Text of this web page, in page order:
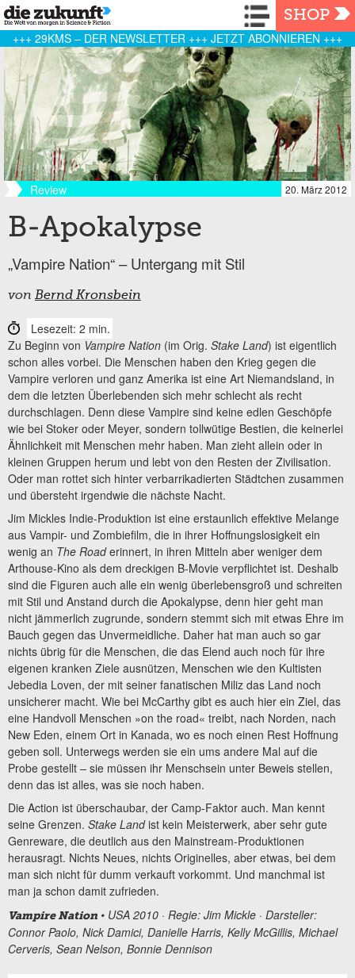
Navigation
SHOP
+++ 29KMS – DER NEWSLETTER +++ JETZT ABONNIEREN +++
Review 20. März 2012
B-Apokalypse
„Vampire Nation“ – Untergang mit Stil
von Bernd Kronsbein
Lesezeit: 2 min.
Zu Beginn von Vampire Nation (im Orig. Stake Land) ist eigentlich
schon alles vorbei. Die Menschen haben den Krieg gegen die
Vampire verloren und ganz Amerika ist eine Art Niemandsland, in
dem die letzten Überlebenden sich mehr schlecht als recht
durchschlagen. Denn diese Vampire sind keine edlen Geschöpfe
wie bei Stoker oder Meyer, sondern tollwütige Bestien, die keinerlei
Ähnlichkeit mit Menschen mehr haben. Man zieht allein oder in
kleinen Gruppen herum und lebt von den Resten der Zivilisation.
Oder man rottet sich hinter verbarrikadierten Städtchen zusammen
und übersteht irgendwie die nächste Nacht.
Jim Mickles Indie-Produktion ist eine erstaunlich effektive Melange
aus Vampir- und Zombiefilm, die in ihrer Hoffnungslosigkeit ein
wenig an The Roaderinnert, in ihren Mitteln aber weniger dem
Arthouse-Kino als dem dreckigen B-Movie verpflichtet ist. Deshalb
sind die Figuren auch alle ein wenig überlebensgroß und schreiten
mit Stil und Anstand durch die Apokalypse, denn hier geht man
nicht jämmerlich zugrunde, sondern stemmt sich mit etwas Ehre im
Bauch gegen das Unvermeidliche. Daher hat man auch so gar
nichts übrig für die Menschen, die das Elend auch noch für ihre
eigenen kranken Ziele ausnützen, Menschen wie den Kultisten
Jebedia Loven, der mit seiner fanatischen Miliz das Land noch
unsicherer macht. Wie bei McCarthy gibt es auch hier ein Ziel, das
eine Handvoll Menschen »on the road« treibt, nach Norden, nach
New Eden, einem Ort in Kanada, wo es noch einen Rest Hoffnung
geben soll. Unterwegs werden sie ein ums andere Mal auf die
Probe gestellt – sie müssen ihr Menschsein unter Beweis stellen,
denn das ist alles, was sie noch haben.
Die Action ist überschaubar, der Camp-Faktor auch. Man kennt
seine Grenzen. Stake Landist kein Meisterwerk, aber sehr gute
Genreware, die deutlich aus den Mainstream-Produktionen
herausragt. Nichts Neues, nichts Originelles, aber etwas, bei dem
man sich nicht für dumm verkauft vorkommt. Und manchmal ist
man ja schon damit zufrieden.
Vampire Nation • USA 2010 · Regie: Jim Mickle · Darsteller:
Connor Paolo, Nick Damici, Danielle Harris, Kelly McGillis, Michael
Cerveris, Sean Nelson, Bonnie Dennison